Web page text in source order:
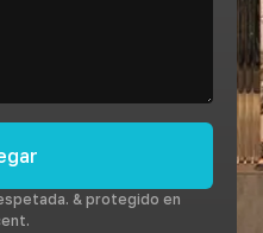
& protegido en